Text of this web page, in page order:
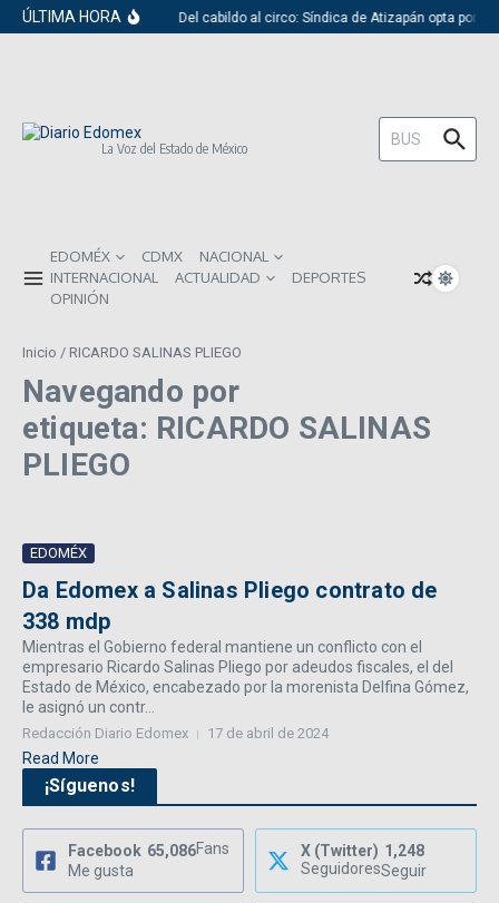
Saltar al contenido
ÚLTIMA HORA Del cabildo al circo: Síndica de Atizapán opta por
La Voz del Estado de México
Buscar:
EDOMÉX CDMX
NACIONAL
INTERNACIONAL
ACTUALIDAD
DEPORTES
OPINIÓN
Inicio / RICARDO SALINAS PLIEGO
Navegando por
etiqueta: RICARDO SALINAS
PLIEGO
EDOMÉX
Da Edomex a Salinas Pliego contrato de
338 mdp
Mientras el Gobierno federal mantiene un conflicto con el
empresario Ricardo Salinas Pliego por adeudos fiscales, el del
Estado de México, encabezado por la morenista Delfina Gómez,
le asignó un contr...
Redacción Diario Edomex 17 de abril de 2024
Read More
¡Síguenos!
Facebook 65,086Fans
Me gusta
X (Twitter) 1,248
SeguidoresSeguir